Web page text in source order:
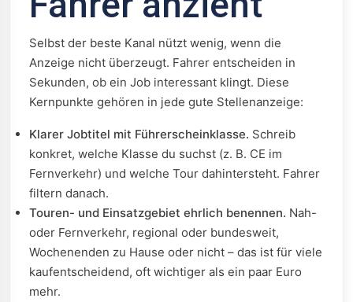
Selbst der beste Kanal nützt wenig, wenn die
Anzeige nicht überzeugt. Fahrer entscheiden in
Sekunden, ob ein Job interessant klingt. Diese
Kernpunkte gehören in jede gute Stellenanzeige:
Klarer Jobtitel mit Führerscheinklasse. Schreib
konkret, welche Klasse du suchst (z. B. CE im
Fernverkehr) und welche Tour dahintersteht. Fahrer
filtern danach.
Touren- und Einsatzgebiet ehrlich benennen. Nah-
oder Fernverkehr, regional oder bundesweit,
Wochenenden zu Hause oder nicht – das ist für viele
kaufentscheidend, oft wichtiger als ein paar Euro
mehr.